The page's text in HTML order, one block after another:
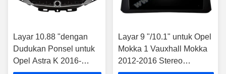
Layar 10.88 "dengan
Dudukan Ponsel untuk
Opel Astra K 2016-
Layar 9 "/10.1" untuk Opel
Mokka 1 Vauxhall Mokka
2012-2016 Stereo